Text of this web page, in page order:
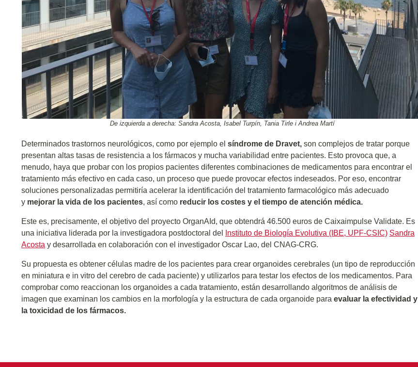
De izquierda a derecha: Sandra Acosta, Isabel Turpín, Tania Tirle i Andrea Martí
Determinados trastornos neurológicos, como por ejemplo el síndrome de Dravet, son complejos de tratar porque
presentan altas tasas de resistencia a los fármacos y mucha variabilidad entre pacientes. Esto provoca que, a
menudo, haya que probar con los propios pacientes diferentes combinaciones de medicamentos para encontrar el
tratamiento más efectivo en cada caso, un proceso que puede provocar efectos indeseados. Por eso, encontrar
soluciones personalizadas permitiría acelerar la identificación del tratamiento farmacológico más adecuado
y mejorar la vida de los pacientes, así como reducir los costes y el tiempo de atención médica.
Este es, precisamente, el objetivo del proyecto OrganAId, que obtendrá 46.500 euros de Caixaimpulse Validate. Es
una iniciativa liderada por la investigadora postdoctoral del
Instituto de Biología Evolutiva (IBE, UPF-CSIC) Sandra
Acosta y desarrollada en colaboración con el investigador Oscar Lao, del CNAG-CRG.
Su propuesta es obtener células madre de los pacientes para crear organoides cerebrales (un tipo de reproducción
en miniatura e in vitro del cerebro de cada paciente) y utilizarlos para testar los efectos de los medicamentos. Para
comprobar como reaccionan los organoides a cada tratamiento, están desarrollando algoritmos de análisis de
imagen que examinan los cambios en la morfología y la estructura de cada organoide para evaluar la efectividad y
la toxicidad de los fármacos.